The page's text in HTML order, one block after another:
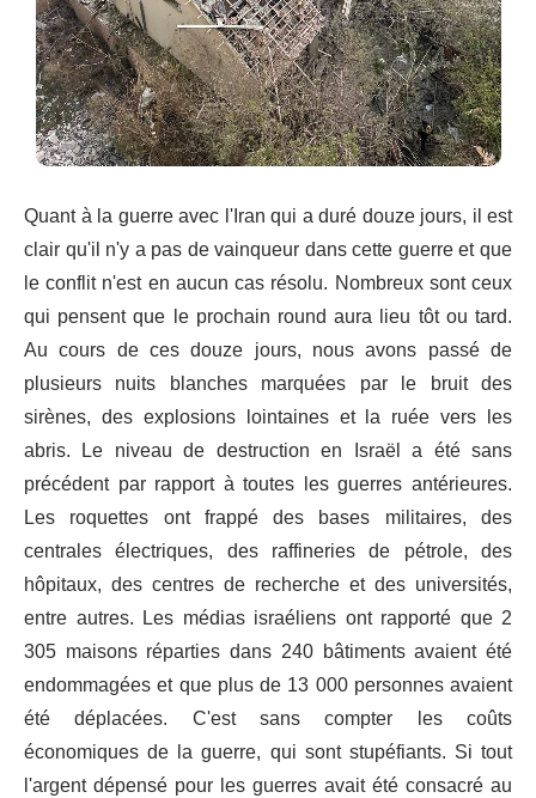
Quant à la guerre avec l'Iran qui a duré douze jours, il est
clair qu'il n'y a pas de vainqueur dans cette guerre et que
le conflit n'est en aucun cas résolu. Nombreux sont ceux
qui pensent que le prochain round aura lieu tôt ou tard.
Au cours de ces douze jours, nous avons passé de
plusieurs nuits blanches marquées par le bruit des
sirènes, des explosions lointaines et la ruée vers les
abris. Le niveau de destruction en Israël a été sans
précédent par rapport à toutes les guerres antérieures.
Les roquettes ont frappé des bases militaires, des
centrales électriques, des raffineries de pétrole, des
hôpitaux, des centres de recherche et des universités,
entre autres. Les médias israéliens ont rapporté que 2
305 maisons réparties dans 240 bâtiments avaient été
endommagées et que plus de 13 000 personnes avaient
été déplacées. C'est sans compter les coûts
économiques de la guerre, qui sont stupéfiants. Si tout
l'argent dépensé pour les guerres avait été consacré au